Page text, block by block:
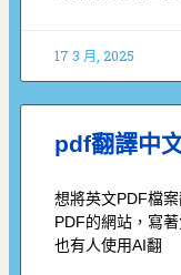
17 3 月, 2025
pdf翻譯中
想將英文PDF檔
PDF的網站，寫
也有人使用AI翻